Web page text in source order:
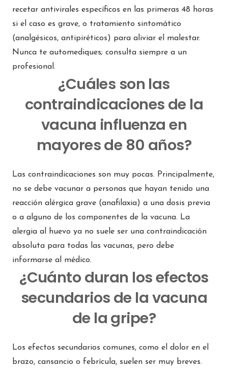
recetar antivirales específicos en las primeras 48 horas
si el caso es grave, o tratamiento sintomático
(analgésicos, antipiréticos) para aliviar el malestar.
Nunca te automediques; consulta siempre a un
profesional.
¿Cuáles son las
contraindicaciones de la
vacuna influenza en
mayores de 80 años?
Las contraindicaciones son muy pocas. Principalmente,
no se debe vacunar a personas que hayan tenido una
reacción alérgica grave (anafilaxia) a una dosis previa
o a alguno de los componentes de la vacuna. La
alergia al huevo ya no suele ser una contraindicación
absoluta para todas las vacunas, pero debe
informarse al médico.
¿Cuánto duran los efectos
secundarios de la vacuna
de la gripe?
Los efectos secundarios comunes, como el dolor en el
brazo, cansancio o febrícula, suelen ser muy breves.